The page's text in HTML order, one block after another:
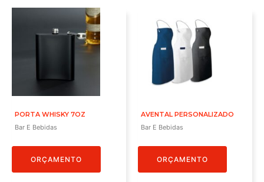
PORTA WHISKY 7OZ
Bar E Bebidas
ORÇAMENTO
AVENTAL PERSONALIZADO
Bar E Bebidas
ORÇAMENTO